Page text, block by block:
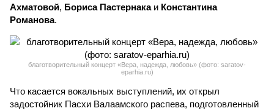
Ахматовой, Бориса Пастернакаи Константина
Романова.
благотворительный концерт «Вера, надежда, любовь» (фото: saratov-
eparhia.ru)
Что касается вокальных выступлений, их открыл
задостойник Пасхи Валаамского распева, подготовленный